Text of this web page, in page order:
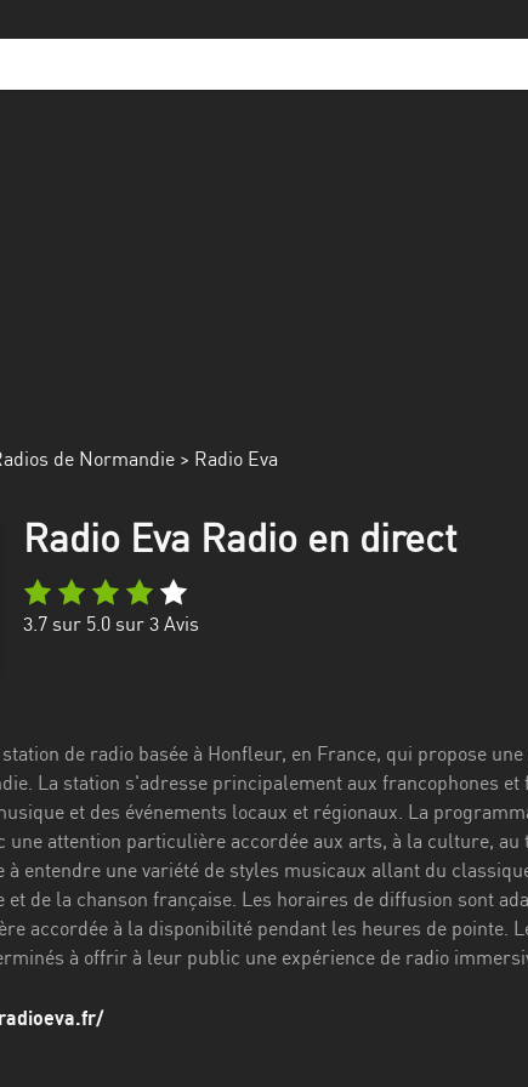
de Normandie> Radio Eva
Radio Eva Radio en direct
3.7 sur 5.0 sur 3Avis
station de radio basée à Honfleur, en France, qui propose
La station s'adresse principalement aux francophones
et des événements locaux et régionaux. La
une attention particulière accordée aux arts, à la culture,
à entendre une variété de styles musicaux allant du
de la chanson française. Les horaires de diffusion sont
accordée à la disponibilité pendant les heures de pointe.
à offrir à leur public une expérience de radio